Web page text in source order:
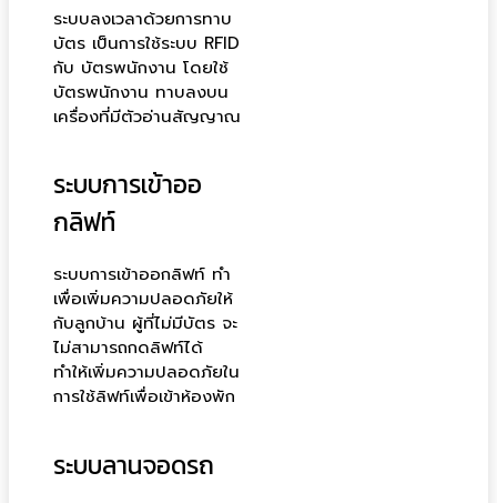
ระบบลงเวลาด้วยการทาบ
บัตร เป็นการใช้ระบบ RFID
กับ บัตรพนักงาน โดยใช้
บัตรพนักงาน ทาบลงบน
เครื่องที่มีตัวอ่านสัญญาณ
ระบบการเข้าออ
กลิฟท์
ระบบการเข้าออกลิฟท์ ทำ
เพื่อเพิ่มความปลอดภัยให้
กับลูกบ้าน ผู้ที่ไม่มีบัตร จะ
ไม่สามารถกดลิฟท์ได้
ทำให้เพิ่มความปลอดภัยใน
การใช้ลิฟท์เพื่อเข้าห้องพัก
ระบบลานจอดรถ